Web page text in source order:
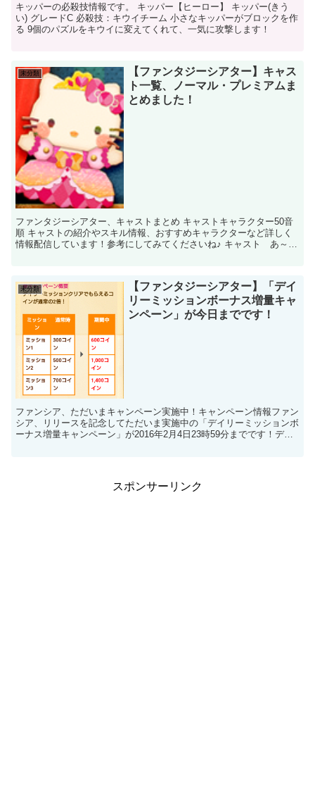
キッパーの必殺技情報です。 キッパー【ヒーロー】 キッパー(きう
い) グレードC 必殺技：キウイチーム 小さなキッパーがブロックを作
る 9個のパズルをキウイに変えてくれて、一気に攻撃します！
未分類
【ファンタジーシアター】キャス
ト一覧、ノーマル・プレミアムま
とめました！
ファンタジーシアター、キャストまとめ キャストキャラクター50音
順 キャストの紹介やスキル情報、おすすめキャラクターなど詳しく
情報配信しています！参考にしてみてくださいね♪ キャスト あ～お
未分類
【ファンタジーシアター】「デイ
リーミッションボーナス増量キャ
ンペーン」が今日までです！
ファンシア、ただいまキャンペーン実施中！キャンペーン情報ファン
シア、リリースを記念してただいま実施中の「デイリーミッションボ
ーナス増量キャンペーン」が2016年2月4日23時59分までです！デイ
スポンサーリンク